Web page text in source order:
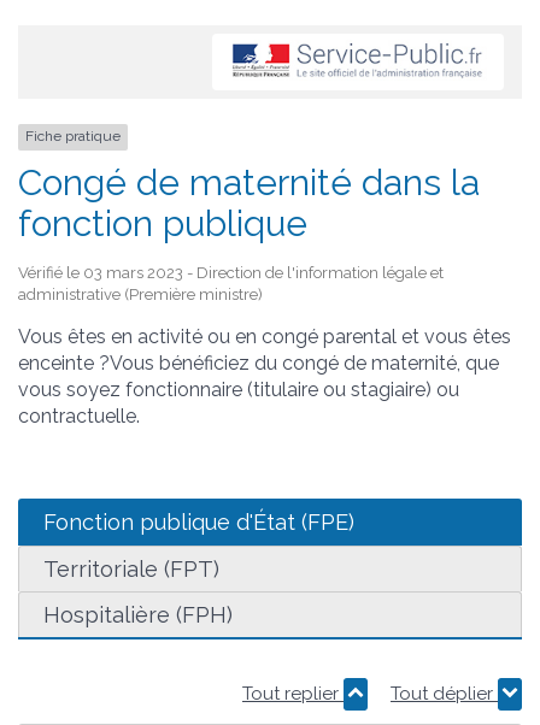
Fiche pratique
Congé de maternité dans la
fonction publique
Vérifié le 03 mars 2023 - Direction de l'information légale et
administrative (Première ministre)
Vous êtes en activité ou en congé parental et vous êtes
enceinte ?Vous bénéficiez du congé de maternité, que
vous soyez fonctionnaire (titulaire ou stagiaire) ou
contractuelle.
Fonction publique d'État (FPE)
Territoriale (FPT)
Hospitalière (FPH)
Tout replier Tout déplier